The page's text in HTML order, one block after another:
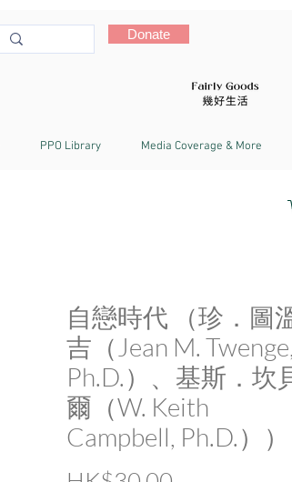
Donate
PPO Library Media Coverage & More
自戀時代 （珍．圖
吉（Jean M. Twenge,
Ph.D.）、基斯．坎
爾（W. Keith
Campbell, Ph.D.））